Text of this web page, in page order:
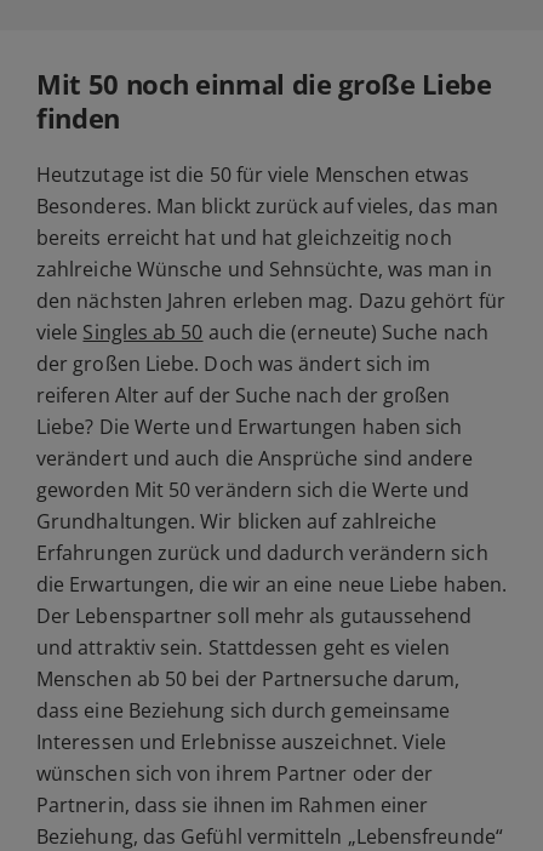
Mit 50 noch einmal die große Liebe
finden
Heutzutage ist die 50 für viele Menschen etwas
Besonderes. Man blickt zurück auf vieles, das man
bereits erreicht hat und hat gleichzeitig noch
zahlreiche Wünsche und Sehnsüchte, was man in
den nächsten Jahren erleben mag. Dazu gehört für
viele Singles ab 50 auch die (erneute) Suche nach
der großen Liebe. Doch was ändert sich im
reiferen Alter auf der Suche nach der großen
Liebe? Die Werte und Erwartungen haben sich
verändert und auch die Ansprüche sind andere
geworden Mit 50 verändern sich die Werte und
Grundhaltungen. Wir blicken auf zahlreiche
Erfahrungen zurück und dadurch verändern sich
die Erwartungen, die wir an eine neue Liebe haben.
Der Lebenspartner soll mehr als gutaussehend
und attraktiv sein. Stattdessen geht es vielen
Menschen ab 50 bei der Partnersuche darum,
dass eine Beziehung sich durch gemeinsame
Interessen und Erlebnisse auszeichnet. Viele
wünschen sich von ihrem Partner oder der
Partnerin, dass sie ihnen im Rahmen einer
Beziehung, das Gefühl vermitteln „Lebensfreunde“